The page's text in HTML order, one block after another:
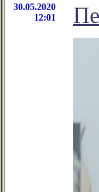
30.05.2020
12:01